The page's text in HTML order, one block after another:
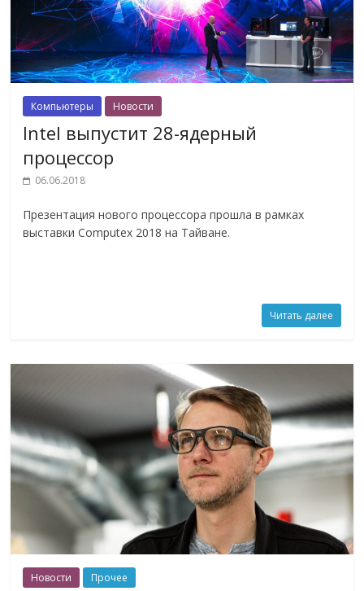
Компьютеры Новости
Intel выпустит 28-ядерный
процессор
06.06.2018
Презентация нового процессора прошла в рамках
выставки Computex 2018 на Тайване.
Читать далее
Новости Прочее